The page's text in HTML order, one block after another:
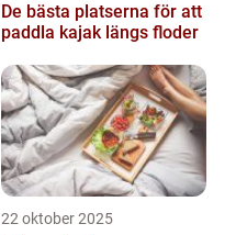
De bästa platserna för att
paddla kajak längs floder
22 oktober 2025